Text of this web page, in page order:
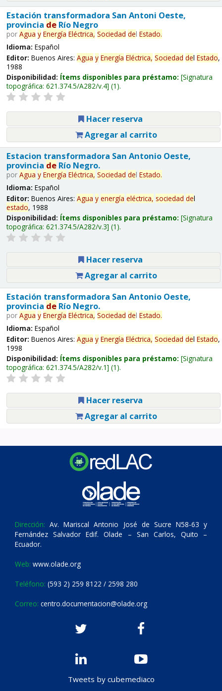
Estación transformadora San Antoni Oeste,
provincia deRío Negro
por Agua y Energía Eléctrica, Sociedad del Estado.
Idioma: Español
Editor: Buenos Aires: Agua y Energía Eléctrica, Sociedad del Estado,
1988
Disponibilidad: Ítems disponibles para préstamo: Signatura
topográfica: 621.374.5/A282/v.4 (1).
Hacer reserva
Agregar al carrito
Estacion transformadora San Antonio Oeste,
provincia deRío Negro.
por Agua y Energía Eléctrica, Sociedad del Estado.
Idioma: Español
Editor: Buenos Aires: Agua y energía eléctrica, sociedad del
estado, 1988
Disponibilidad: Ítems disponibles para préstamo: Signatura
topográfica: 621.374.5/A282/v.3 (1).
Hacer reserva
Agregar al carrito
Estación transformadora San Antonio Oeste,
provincia deRío Negro.
por Agua y Energía Eléctrica, Sociedad del Estado.
Idioma: Español
Editor: Buenos Aires: Agua y Energía Eléctrica, Sociedad del Estado,
1998
Disponibilidad: Ítems disponibles para préstamo: Signatura
topográfica: 621.374.5/A282/v.1 (1).
Hacer reserva
Agregar al carrito
Dirección: Av. Mariscal Antonio José de Sucre N58-63 y
Fernández Salvador Edif. Olade – San Carlos, Quito –
Ecuador.
Web: www.olade.org
Teléfono: (593 2) 259 8122 / 2598 280
Correo: centro.documentacion@olade.org
Tweets by cubemediaco